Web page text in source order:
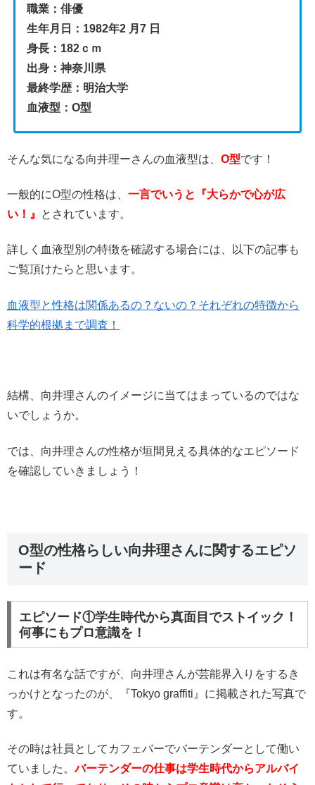
職業：俳優
生年月日：1982年2 月7 日
身⾧：182ｃｍ
出身：神奈川県
最終学歴：明治大学
血液型：O型
そんな気になる向井理ーさんの血液型は、 O型です！
一般的にO型の性格は、 一言でいうと『大らかで心が広
い！』
とされています。
詳しく血液型別の特徴を確認する場合には、以下の記事も
ご覧頂けたらと思います。
血液型と性格は関係あるの？ないの？それぞれの特徴から
科学的根拠まで調査！
結構、向井理さんのイメージに当てはまっているのではな
いでしょうか。
では、向井理さんの性格が垣間見える具体的なエピソード
を確認していきましょう！
O型の性格らしい向井理さんに関するエピソ
ード
エピソード①学生時代から真面目でストイック！
何事にもプロ意識を！
これは有名な話ですが、向井理さんが芸能界入りをするき
っかけとなったのが、『Tokyo graffiti』に掲載された写真で
す。
その時は社員としてカフェバーでバーテンダーとして働い
ていました。バーテンダーの仕事は学生時代からアルバイ